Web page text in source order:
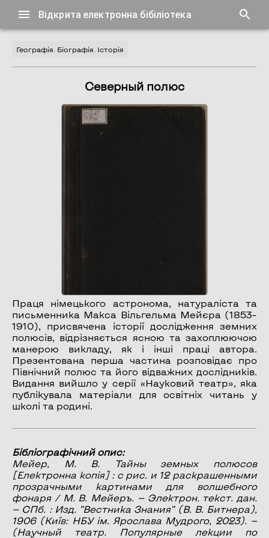
Відкрита електронна бібіліотека
Географія. Біографія. Історія
Северный полюс
Праця німецького астронома, натураліста та
письменника Макса Вільгельма Мейєра (1853–
1910), присвячена історії дослідження земних
полюсів, відрізняється ясною та захоплюючою
манерою викладу, як і інші праці автора.
Презентована перша частина розповідає про
Північний полюс та його відважних дослідників.
Видання вийшло у серії «Науковий театр», яка
публікувала матеріали для освітніх читань у
школі та родині.
Бібліографічний опис:
Мейер, М. В.
Тайны земных полюсов
[Електронна копія] : с рис. и 12 раскрашенными
прозрачными картинами для волшебного
фонаря / М. В. Мейеръ. — Электрон. текст. дан.
— СПб. : Изд. ”Вестника Знания” (В. В. Битнера),
1906 (Київ: НБУ ім. Ярослава Мудрого, 2023). —
(Научный театр. Популярные лекции по